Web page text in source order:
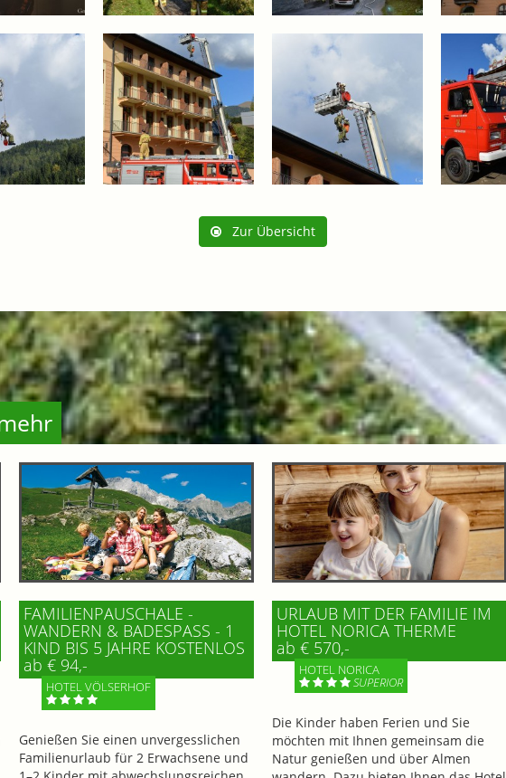
Zur Übersicht
FAMILIENPAUSCHALE -
WANDERN & BADESPASS - 1 K
IND BIS 5 JAHRE KOSTENLOS
ab € 94,-
HOTEL VÖLSERHOF
Genießen Sie einen unvergesslichen
Familienurlaub für 2 Erwachsene und
URLAUB MIT DER FAMILIE IM
HOTEL NORICA THERME
ab € 570,-
HOTEL NORICA
SUPERIOR
Die Kinder haben Ferien und Sie
möchten mit Ihnen gemeinsam die
Natur genießen und über Almen